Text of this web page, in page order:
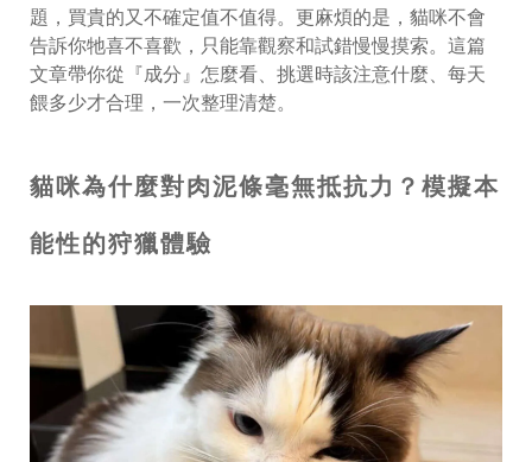
題，買貴的又不確定值不值得。更麻煩的是，貓咪不會
告訴你牠喜不喜歡，只能靠觀察和試錯慢慢摸索。這篇
文章帶你從『成分』怎麼看、挑選時該注意什麼、每天
餵多少才合理，一次整理清楚。
貓咪為什麼對肉泥條毫無抵抗力？模擬本
能性的狩獵體驗